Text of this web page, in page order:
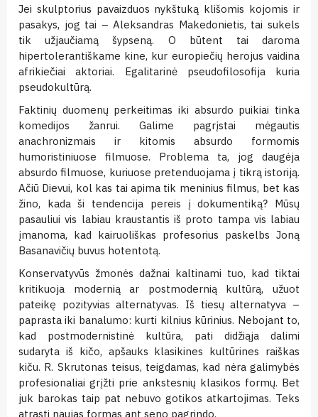
Jei skulptorius pavaizduos nykštuką klišomis kojomis ir
pasakys, jog tai – Aleksandras Makedonietis, tai sukels
tik užjaučiamą šypseną. O būtent tai daroma
hipertolerantiškame kine, kur europiečių herojus vaidina
afrikiečiai aktoriai. Egalitarinė pseudofilosofija kuria
pseudokultūrą.
Faktinių duomenų perkeitimas iki absurdo puikiai tinka
komedijos žanrui. Galime pagrįstai mėgautis
anachronizmais ir kitomis absurdo formomis
humoristiniuose filmuose. Problema ta, jog daugėja
absurdo filmuose, kuriuose pretenduojama į tikrą istoriją.
Ačiū Dievui, kol kas tai apima tik meninius filmus, bet kas
žino, kada ši tendencija pereis į dokumentiką? Mūsų
pasauliui vis labiau kraustantis iš proto tampa vis labiau
įmanoma, kad kairuoliškas profesorius paskelbs Joną
Basanavičių buvus hotentotą.
Konservatyvūs žmonės dažnai kaltinami tuo, kad tiktai
kritikuoja modernią ar postmodernią kultūrą, užuot
pateikę pozityvias alternatyvas. Iš tiesų alternatyva –
paprasta iki banalumo: kurti kilnius kūrinius. Nebojant to,
kad postmodernistinė kultūra, pati didžiąja dalimi
sudaryta iš kičo, apšauks klasikines kultūrines raiškas
kiču. R. Skrutonas teisus, teigdamas, kad nėra galimybės
profesionaliai grįžti prie ankstesnių klasikos formų. Bet
juk barokas taip pat nebuvo gotikos atkartojimas. Teks
atrasti naujas formas ant seno pagrindo.